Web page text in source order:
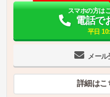
メー
スマホの方は
電話で
平日
詳細はこ